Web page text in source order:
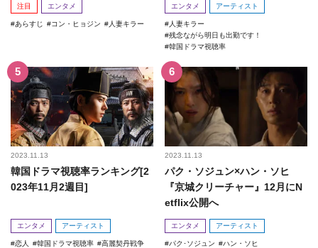
注目 エンタメ
あらすじ コン・ヒョジン 人妻キラー
エンタメ アーティスト
人妻キラー
残念ながら明日も出勤です！
韓国ドラマ視聴率
2023.11.13
韓国ドラマ視聴率ランキング[2
023年11月2週目]
エンタメ アーティスト
恋人 韓国ドラマ視聴率 高麗契丹戦争
2023.11.13
パク・ソジュン×ハン・ソヒ
『京城クリーチャー』12月にN
etflix公開へ
エンタメ アーティスト
パク･ソジュン
ハン・ソヒ